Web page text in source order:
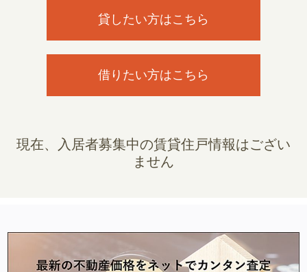
貸したい方はこちら
借りたい方はこちら
現在、入居者募集中の賃貸住戸情報はござい
ません